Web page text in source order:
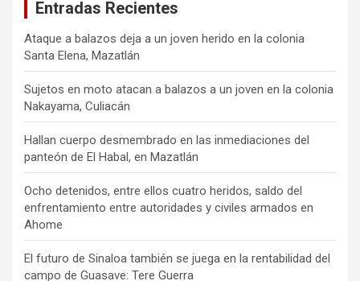
Entradas Recientes
Ataque a balazos deja a un joven herido en la colonia
Santa Elena, Mazatlán
Sujetos en moto atacan a balazos a un joven en la colonia
Nakayama, Culiacán
Hallan cuerpo desmembrado en las inmediaciones del
panteón de El Habal, en Mazatlán
Ocho detenidos, entre ellos cuatro heridos, saldo del
enfrentamiento entre autoridades y civiles armados en
Ahome
El futuro de Sinaloa también se juega en la rentabilidad del
campo de Guasave: Tere Guerra